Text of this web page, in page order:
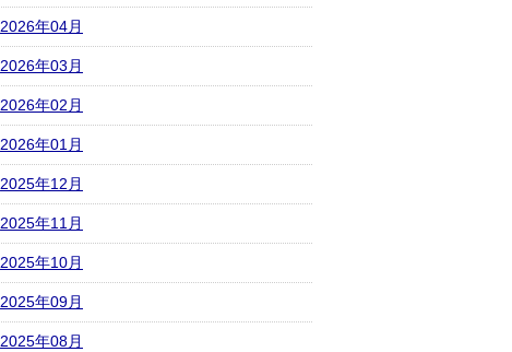
2026年04月
2026年03月
2026年02月
2026年01月
2025年12月
2025年11月
2025年10月
2025年09月
2025年08月